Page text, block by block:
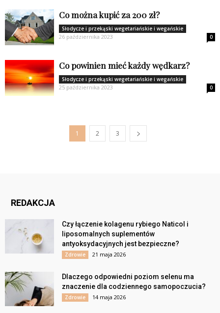
Co można kupić za 200 zł?
Słodycze i przekąski wegetariańskie i wegańskie
26 października 2023 0
Co powinien mieć każdy wędkarz?
Słodycze i przekąski wegetariańskie i wegańskie
25 października 2023 0
1 2 3
REDAKCJA
Czy łączenie kolagenu rybiego Naticol i
liposomalnych suplementów
antyoksydacyjnych jest bezpieczne?
Zdrowie 21 maja 2026
Dlaczego odpowiedni poziom selenu ma
znaczenie dla codziennego samopoczucia?
Zdrowie 14 maja 2026